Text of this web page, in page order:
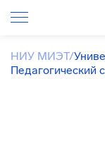
НИУ МИЭТ/
Педагогический